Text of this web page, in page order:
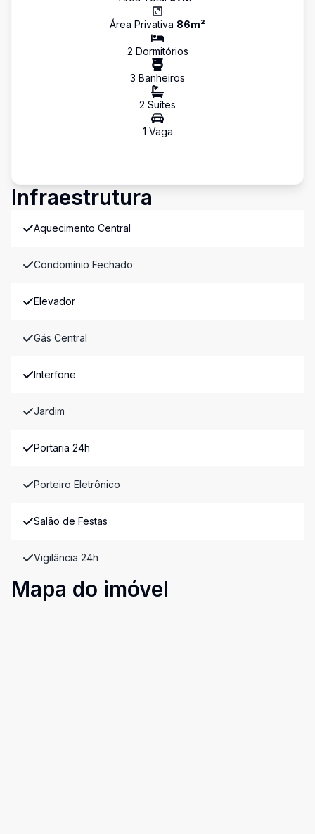
Área Privativa 86m²
2 Dormitórios
3 Banheiros
2 Suítes
1 Vaga
Infraestrutura
Aquecimento Central
Condomínio Fechado
Elevador
Gás Central
Interfone
Jardim
Portaria 24h
Porteiro Eletrônico
Salão de Festas
Vigilância 24h
Mapa do imóvel